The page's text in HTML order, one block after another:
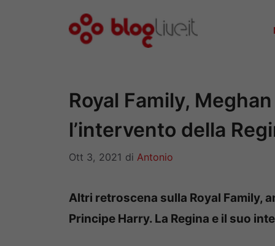
Royal Family,
l’intervento della
Ott 3, 2021 di Antonio
Altri retroscena sulla Royal Family,
Principe Harry. La Regina e il suo